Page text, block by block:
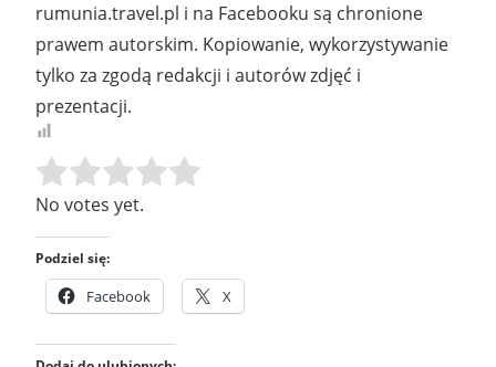
rumunia.travel.pl i na Facebooku są chronione
prawem autorskim. Kopiowanie, wykorzystywanie
tylko za zgodą redakcji i autorów zdjęć i
prezentacji.
Rate this item:
No votes yet.
Podziel się:
Facebook X